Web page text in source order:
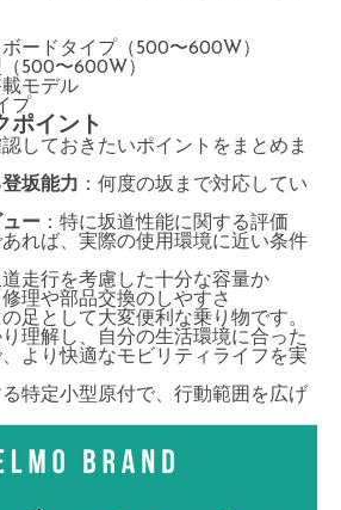
ードタイプ（500〜600W）
500〜600W）
モデル
プ
ポイント
しておきたいポイントをまとめま
坂能力
：何度の坂まで対応してい
ー ：特に坂道性能に関する評価
れば、実際の使用環境に近い条件
道走行を考慮した十分な容量か
修理や部品交換のしやすさ
足として大変便利な乗り物です。
理解し、自分の生活環境に合った
より快適なモビリティライフを実
特定小型原付で、行動範囲を広げ